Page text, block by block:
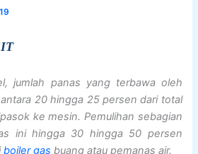
jumlah panas yang terbawa oleh
20 hingga 25 persen dari total
ke mesin. Pemulihan sebagian
ini hingga 30 hingga 50 persen
boiler gas buang atau pemanas air.